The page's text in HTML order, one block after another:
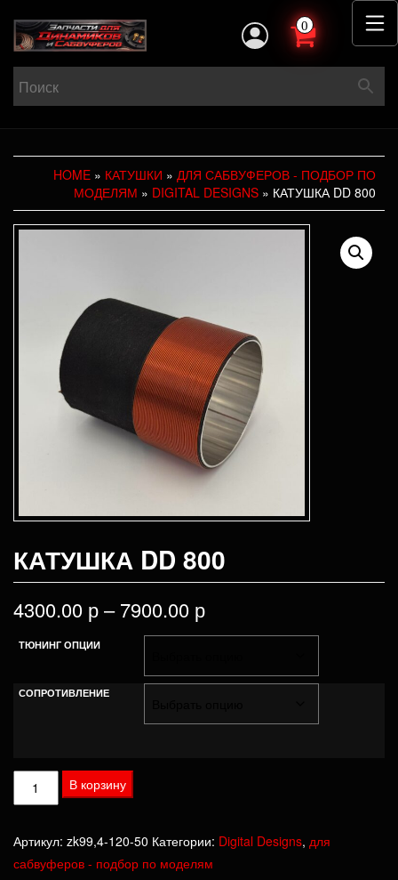
0
HOME » КАТУШКИ » ДЛЯ САБВУФЕРОВ - ПОДБОР ПО
МОДЕЛЯМ » DIGITAL DESIGNS » КАТУШКА DD 800
КАТУШКА DD 800
4300.00 р–7900.00 р
ТЮНИНГ ОПЦИИ
СОПРОТИВЛЕНИЕ
Количество
товара
DD
800
В корзину
Артикул: zk99,4-120-50 Категории: Digital Designs, для
сабвуферов - подбор по моделям